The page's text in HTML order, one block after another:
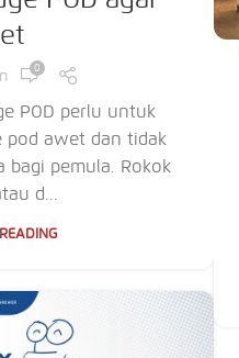
0
POD perlu untuk
pod awet dan tidak
bagi pemula. Rokok
d...